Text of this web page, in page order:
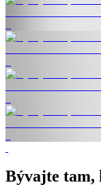
Bývajte tam,